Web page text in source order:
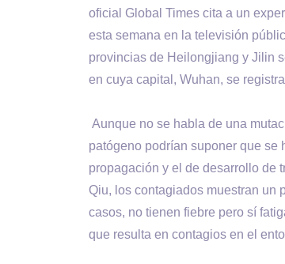
oficial Global Times cita a un
esta semana en la televisión
provincias de Heilongjiang y Jilin
en cuya capital, Wuhan, se
Aunque no se habla de una
patógeno podrían suponer que se
propagación y el de desarrollo de
Qiu, los contagiados muestran un
casos, no tienen fiebre pero sí
que resulta en contagios en el